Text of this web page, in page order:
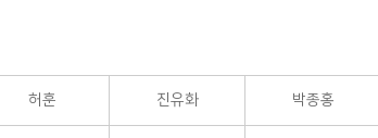
허훈 진유화 박종홍